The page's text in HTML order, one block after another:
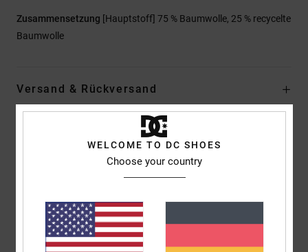
Zusammensetzung [Hauptstoff] 75 % Baumwolle, 25 % recycelte
Baumwolle
Versand & Rückversand
Kundenbewertungen
5.0
WELCOME TO DC SHOES
Choose your country